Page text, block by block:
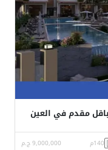
باقل مقدم في العين
140م 9,000,000 ج.م